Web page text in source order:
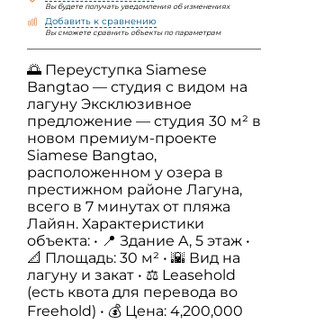
Вы будете получать уведомления об изменениях
Добавить к сравнению
Вы сможете сравнить объекты по параметрам
🌅 Переуступка Siamese
Bangtao — студия с видом на
лагуну Эксклюзивное
предложение — студия 30 м² в
новом премиум-проекте
Siamese Bangtao,
расположенном у озера в
престижном районе Лагуна,
всего в 7 минутах от пляжа
Лайян. Характеристики
объекта: • 📍 Здание A, 5 этаж •
📐 Площадь: 30 м² • 🌇 Вид на
лагуну и закат • ⚖️ Leasehold
(есть квота для перевода во
Freehold) • 💰 Цена: 4,200,000